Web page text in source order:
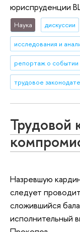
юриспруденции
Наука дискуссии
исследования и
репортаж о событии
трудовое
Трудовой
Назревшую
следует
сложившийся